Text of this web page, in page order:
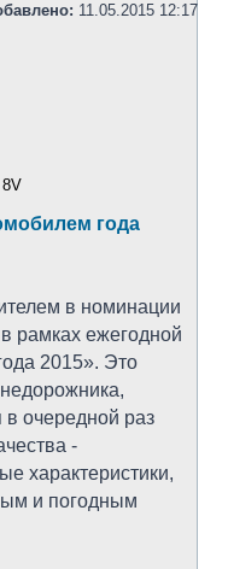
11.05.2015 12:17
года
в номинации
рамках ежегодной
2015». Это
очередной раз
-
характеристики,
и погодным